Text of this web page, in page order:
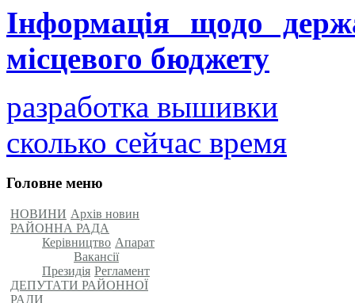
Інформація щодо д
місцевого бюджету
разработка вышивки
сколько сейчас время
Головне меню
НОВИНИ Архів новин
РАЙОННА РАДА
Керівництво Апарат
Вакансії
Президія Регламент
ДЕПУТАТИ РАЙОННОЇ
РАДИ